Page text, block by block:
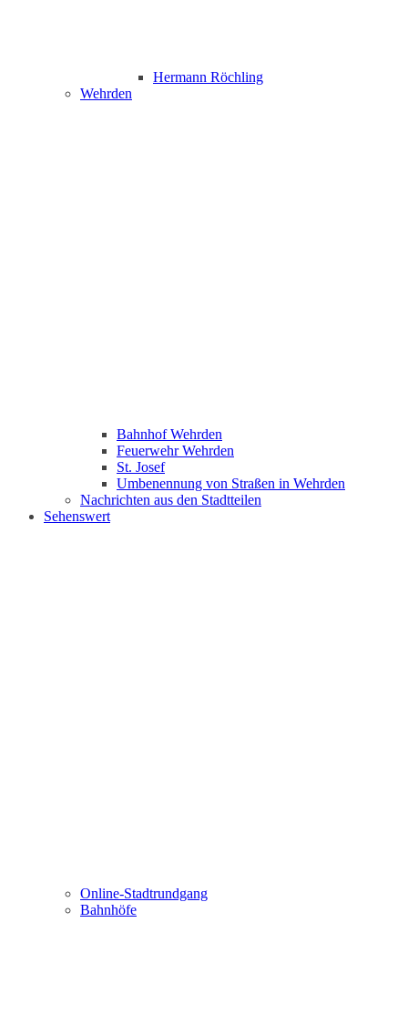
Hermann Röchling
Wehrden
Bahnhof Wehrden
Feuerwehr Wehrden
St. Josef
Umbenennung von Straßen in Wehrden
Nachrichten aus den Stadtteilen
Sehenswert
Online-Stadtrundgang
Bahnhöfe